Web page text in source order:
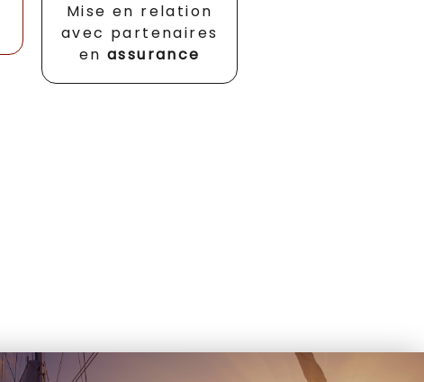
Mise en relation
avec partenaires
en assurance